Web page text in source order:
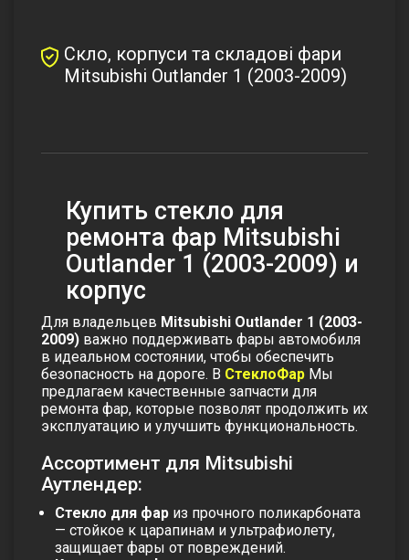
Скло, корпуси та складові фари
Mitsubishi Outlander 1 (2003-2009)
Купить стекло для
ремонта фар Mitsubishi
Outlander 1 (2003-2009) и
корпус
Для владельцев Mitsubishi Outlander 1 (2003-
2009) важно поддерживать фары автомобиля
в идеальном состоянии, чтобы обеспечить
безопасность на дороге. В СтеклоФар Мы
предлагаем качественные запчасти для
ремонта фар, которые позволят продолжить их
эксплуатацию и улучшить функциональность.
Ассортимент для Mitsubishi
Аутлендер:
Стекло для фар из прочного поликарбоната
— стойкое к царапинам и ультрафиолету,
защищает фары от повреждений.